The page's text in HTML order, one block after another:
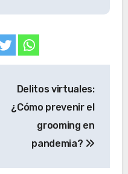
Delitos virtuales:
¿Cómo prevenir el
grooming en
pandemia?